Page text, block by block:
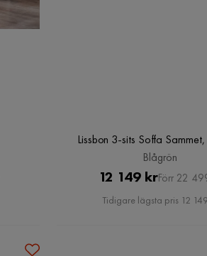
Lissbon 3-sits Soffa
Blågrön
Pris
12 149 krOriginal
Pris
Förr 22
Tidigare lägsta pris 12